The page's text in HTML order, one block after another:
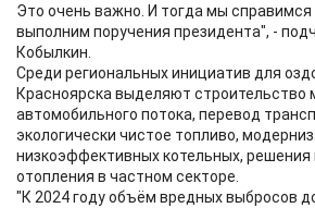
Это очень важно. И тогда мы
выполним поручения президента", -
Кобылкин.
Среди региональных инициатив для
Красноярска выделяют строительство
автомобильного потока, перевод
экологически чистое топливо,
низкоэффективных котельных, решения
отопления в частном секторе.
"К 2024 году объём вредных выбросов